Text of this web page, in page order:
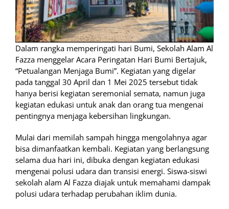
Dalam rangka memperingati hari Bumi, Sekolah Alam Al
Fazza menggelar Acara Peringatan Hari Bumi Bertajuk,
“Petualangan Menjaga Bumi”. Kegiatan yang digelar
pada tanggal 30 April dan 1 Mei 2025 tersebut tidak
hanya berisi kegiatan seremonial semata, namun juga
kegiatan edukasi untuk anak dan orang tua mengenai
pentingnya menjaga kebersihan lingkungan.
Mulai dari memilah sampah hingga mengolahnya agar
bisa dimanfaatkan kembali. Kegiatan yang berlangsung
selama dua hari ini, dibuka dengan kegiatan edukasi
mengenai polusi udara dan transisi energi. Siswa-siswi
sekolah alam Al Fazza diajak untuk memahami dampak
polusi udara terhadap perubahan iklim dunia.